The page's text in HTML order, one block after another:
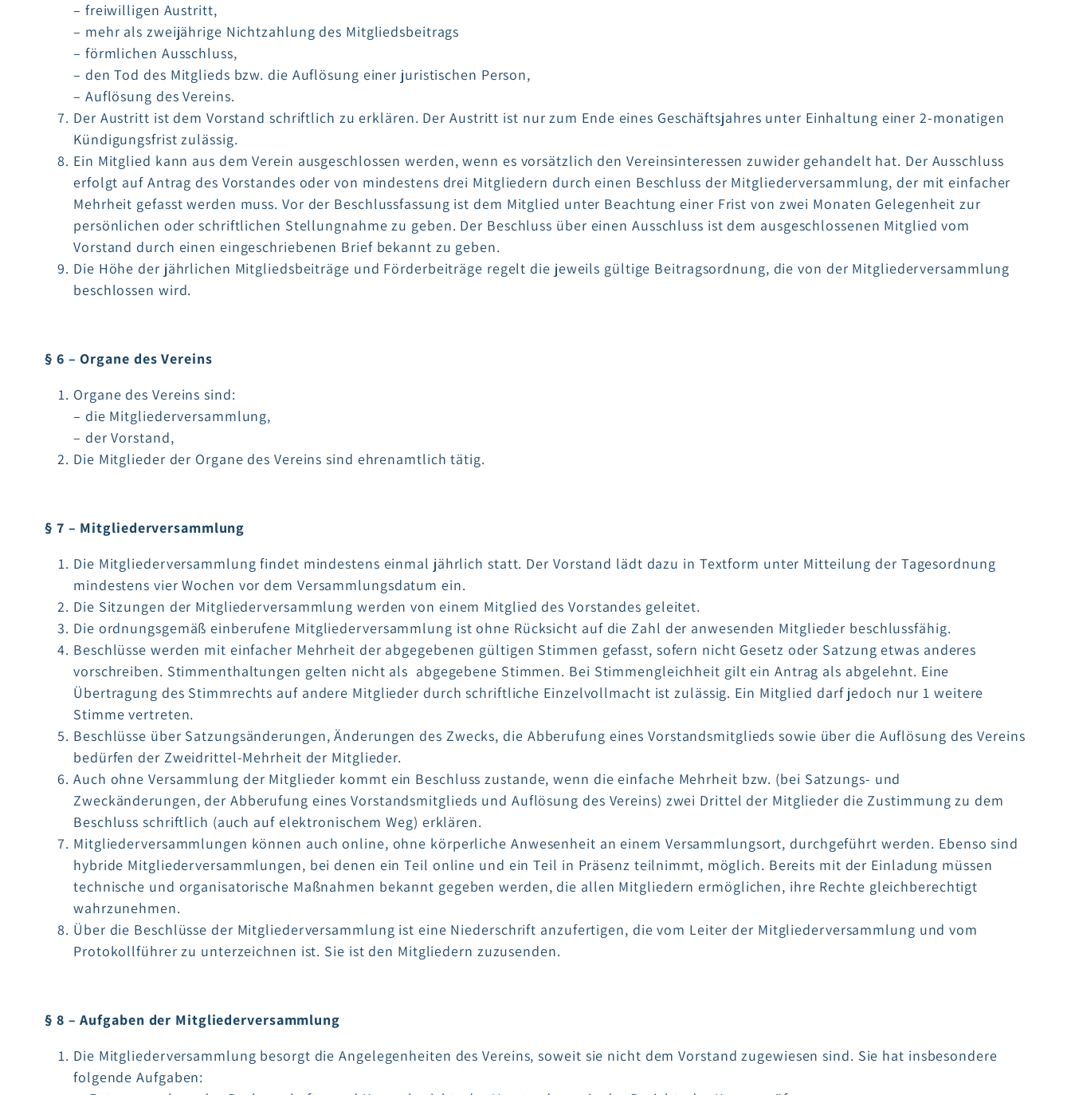
– freiwilligen Austritt,
– mehr als zweijährige Nichtzahlung des Mitgliedsbeitrags
– förmlichen Ausschluss,
– den Tod des Mitglieds bzw. die Auflösung einer juristischen Person,
– Auflösung des Vereins.
Der Austritt ist dem Vorstand schriftlich zu erklären. Der Austritt ist nur zum Ende eines Geschäftsjahres unter Einhaltung einer 2-monatigen
Kündigungsfrist zulässig.
Ein Mitglied kann aus dem Verein ausgeschlossen werden, wenn es vorsätzlich den Vereinsinteressen zuwider gehandelt hat. Der Ausschluss
erfolgt auf Antrag des Vorstandes oder von mindestens drei Mitgliedern durch einen Beschluss der Mitgliederversammlung, der mit einfacher
Mehrheit gefasst werden muss. Vor der Beschlussfassung ist dem Mitglied unter Beachtung einer Frist von zwei Monaten Gelegenheit zur
persönlichen oder schriftlichen Stellungnahme zu geben. Der Beschluss über einen Ausschluss ist dem ausgeschlossenen Mitglied vom
Vorstand durch einen eingeschriebenen Brief bekannt zu geben.
Die Höhe der jährlichen Mitgliedsbeiträge und Förderbeiträge regelt die jeweils gültige Beitragsordnung, die von der Mitgliederversammlung
beschlossen wird.
§ 6 – Organe des Vereins
Organe des Vereins sind:
– die Mitgliederversammlung,
– der Vorstand,
Die Mitglieder der Organe des Vereins sind ehrenamtlich tätig.
§ 7 – Mitgliederversammlung
Die Mitgliederversammlung findet mindestens einmal jährlich statt. Der Vorstand lädt dazu in Textform unter Mitteilung der Tagesordnung
mindestens vier Wochen vor dem Versammlungsdatum ein.
Die Sitzungen der Mitgliederversammlung werden von einem Mitglied des Vorstandes geleitet.
Die ordnungsgemäß einberufene Mitgliederversammlung ist ohne Rücksicht auf die Zahl der anwesenden Mitglieder beschlussfähig.
Beschlüsse werden mit einfacher Mehrheit der abgegebenen gültigen Stimmen gefasst, sofern nicht Gesetz oder Satzung etwas anderes
vorschreiben. Stimmenthaltungen gelten nicht als abgegebene Stimmen. Bei Stimmengleichheit gilt ein Antrag als abgelehnt. Eine
Übertragung des Stimmrechts auf andere Mitglieder durch schriftliche Einzelvollmacht ist zulässig. Ein Mitglied darf jedoch nur 1 weitere
Stimme vertreten.
Beschlüsse über Satzungsänderungen, Änderungen des Zwecks, die Abberufung eines Vorstandsmitglieds sowie über die Auflösung des Vereins
bedürfen der Zweidrittel-Mehrheit der Mitglieder.
Auch ohne Versammlung der Mitglieder kommt ein Beschluss zustande, wenn die einfache Mehrheit bzw. (bei Satzungs- und
Zweckänderungen, der Abberufung eines Vorstandsmitglieds und Auflösung des Vereins) zwei Drittel der Mitglieder die Zustimmung zu dem
Beschluss schriftlich (auch auf elektronischem Weg) erklären.
Mitgliederversammlungen können auch online, ohne körperliche Anwesenheit an einem Versammlungsort, durchgeführt werden. Ebenso sind
hybride Mitgliederversammlungen, bei denen ein Teil online und ein Teil in Präsenz teilnimmt, möglich. Bereits mit der Einladung müssen
technische und organisatorische Maßnahmen bekannt gegeben werden, die allen Mitgliedern ermöglichen, ihre Rechte gleichberechtigt
wahrzunehmen.
Über die Beschlüsse der Mitgliederversammlung ist eine Niederschrift anzufertigen, die vom Leiter der Mitgliederversammlung und vom
Protokollführer zu unterzeichnen ist. Sie ist den Mitgliedern zuzusenden.
§ 8 – Aufgaben der Mitgliederversammlung
Die Mitgliederversammlung besorgt die Angelegenheiten des Vereins, soweit sie nicht dem Vorstand zugewiesen sind. Sie hat insbesondere
folgende Aufgaben: